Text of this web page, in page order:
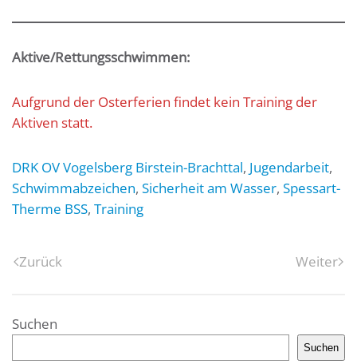
Aktive/Rettungsschwimmen:
Aufgrund der Osterferien findet kein Training der
Aktiven statt.
DRK OV Vogelsberg Birstein-Brachttal, Jugendarbeit,
Schwimmabzeichen, Sicherheit am Wasser, Spessart-
Therme BSS, Training
Zurück Weiter
Suchen
Suchen